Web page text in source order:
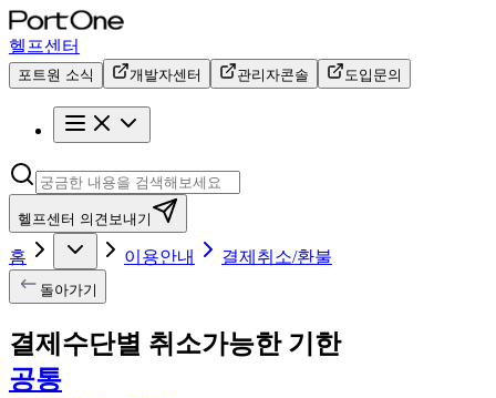
헬프센터
포트원 소식 개발자센터 관리자콘솔 도입문의
헬프센터 의견보내기
홈 이용안내 결제취소/환불
돌아가기
결제수단별 취소가능한 기한
공통